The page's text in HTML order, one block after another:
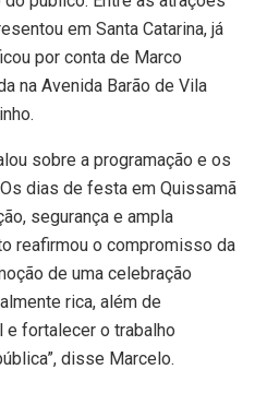
em Santa Catarina, já
por conta de Marco
na Avenida Barão de Vila
sobre a programação e os
dias de festa em Quissamã
segurança e ampla
reafirmou o compromisso da
de uma celebração
rica, além de
e fortalecer o trabalho
disse Marcelo.